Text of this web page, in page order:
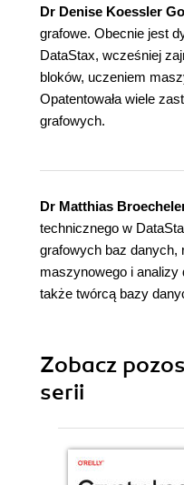
Dr Denise Koessler
grafowe. Obecnie jest
DataStax, wcześniej
bloków, uczeniem
Opatentowała wiele
grafowych.
Dr Matthias
technicznego w
grafowych baz danych,
maszynowego i
także twórcą bazy
Zobacz
serii